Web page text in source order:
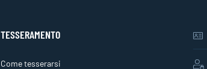
TESSERAMENTO
Come tesserarsi